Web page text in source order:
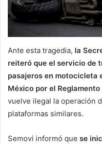
Ante esta tragedia, la
reiteró que el servicio de
pasajeros en motocicleta
México por el
vuelve ilegal la operación
plataformas similares.
Semovi informó que se